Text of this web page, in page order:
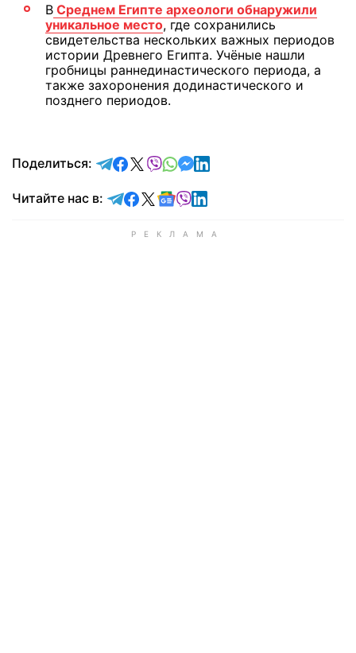
В Среднем Египте археологи обнаружили
уникальное место, где сохранились
свидетельства нескольких важных периодов
истории Древнего Египта. Учёные нашли
гробницы раннединастического периода, а
также захоронения додинастического и
позднего периодов.
Поделиться: отправить в Telegram
поделиться в Facebook
поделиться в X
отправить в Viber
отправить в Whatsapp
отправить в Messenger
отправить в LinkedIn
Читайте нас в: Читайте в Telegram
Читайте в Facebook
Читайте в X
Читайте в Google news
Читайте в Viber
Читайте в LinkedIn